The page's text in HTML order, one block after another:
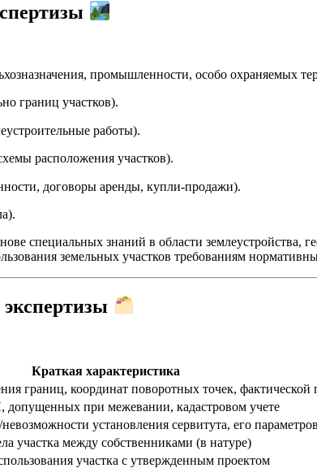
промышленности, особо охраняемых
границ участков).
работы).
расположения участков).
договоры аренды, купли-продажи).
специальных знаний в области землеустройства,
земельных участков требованиям
Краткая характеристика
границ, координат поворотных точек, фактической
при межевании, кадастровом учете
установления сервитута, его параметров
участка между собственниками (в натуре)
участка с утвержденным проектом